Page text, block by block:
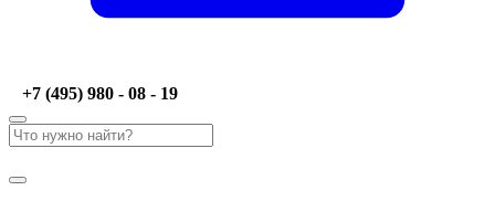
+7 (495) 980 - 08 - 19